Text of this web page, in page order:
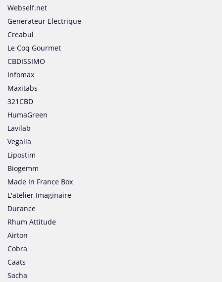
Webself.net
Generateur Electrique
Creabul
Le Coq Gourmet
CBDISSIMO
Infomax
Maxitabs
321CBD
HumaGreen
Lavilab
Vegalia
Lipostim
Biogemm
Made In France Box
L'atelier Imaginaire
Durance
Rhum Attitude
Airton
Cobra
Caats
Sacha